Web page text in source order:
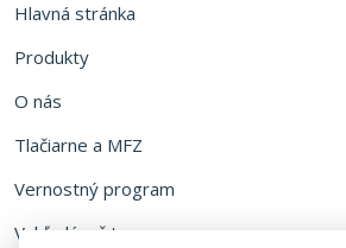
Hlavná stránka
Produkty
O nás
Tlačiarne a MFZ
Vernostný program
Vyhľadávač tonerov